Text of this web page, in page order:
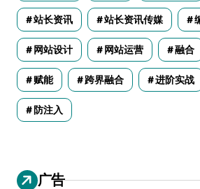
站长资讯 站长资讯传媒
网站设计 网站运营 融合
赋能 跨界融合 进阶实战
防注入
广告